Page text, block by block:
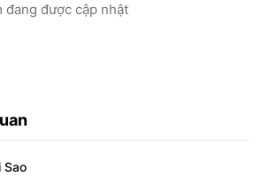
đang được cập nhật
Sao